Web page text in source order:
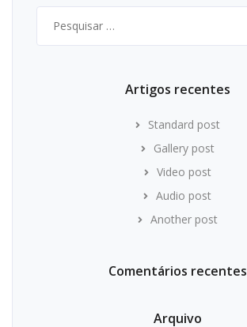
por:
Artigos recentes
Standard post
Gallery post
Video post
Audio post
Another post
Comentários recentes
Arquivo